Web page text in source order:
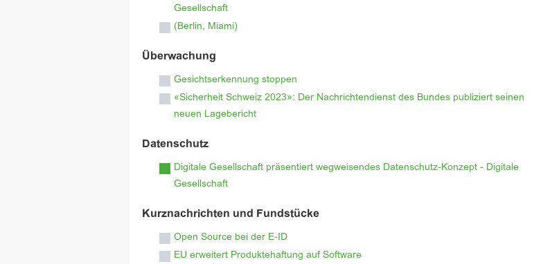
Gesellschaft
(Berlin, Miami)
Überwachung
Gesichtserkennung stoppen
«Sicherheit Schweiz 2023»: Der Nachrichtendienst des Bundes publiziert seinen
neuen Lagebericht
Datenschutz
Digitale Gesellschaft präsentiert wegweisendes Datenschutz-Konzept - Digitale
Gesellschaft
Kurznachrichten und Fundstücke
Open Source bei der E-ID
EU erweitert Produktehaftung auf Software